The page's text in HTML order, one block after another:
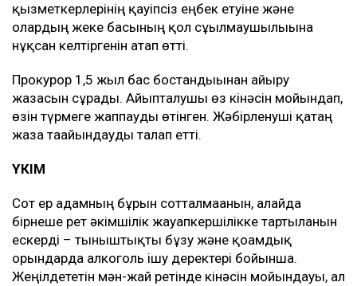
қызметкерлерінің қауіпсіз еңбек етуіне және
олардың жеке басының қол сұғылмаушылығына
нұқсан келтіргенін атап өтті.
Прокурор 1,5 жыл бас бостандығынан айыру
жазасын сұрады. Айыпталушы өз кінәсін мойындап,
өзін түрмеге жаппауды өтінген. Жәбірленуші қатаң
жаза тағайындауды талап етті.
ҮКІМ
Сот ер адамның бұрын сотталмағанын, алайда
бірнеше рет әкімшілік жауапкершілікке тартылғанын
ескерді – тыныштықты бұзу және қоғамдық
орындарда алкоголь ішу деректері бойынша.
Жеңілдететін мән-жай ретінде кінәсін мойындауы, ал